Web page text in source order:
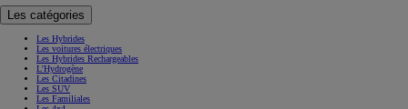
Les catégories
Les Hybrides
Les voitures électriques
Les Hybrides Rechargeables
L'Hydrogène
Les Citadines
Les SUV
Les Familiales